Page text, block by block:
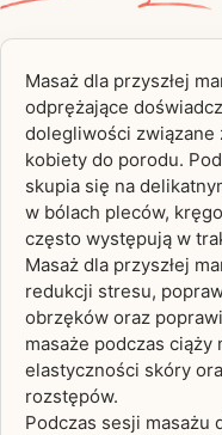
Masaż dla przyszłej
odprężające
dolegliwości związane
kobiety do porodu.
skupia się na
w bólach pleców,
często występują w
Masaż dla przyszłej
redukcji stresu,
obrzęków oraz
masaże podczas
elastyczności skóry
rozstępów.
Podczas sesji masażu